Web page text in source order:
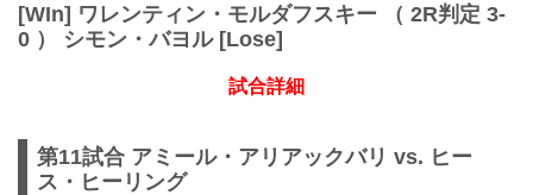
[WIn] ワレンティン・モルダフスキー （ 2R判定 3-
0 ） シモン・バヨル [Lose]
試合詳細
第11試合 アミール・アリアックバリ vs. ヒー
ス・ヒーリング